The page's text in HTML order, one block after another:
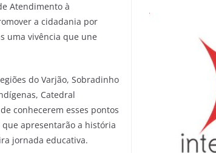
Atendimento à
a cidadania por
uma vivência que une
do Varjão, Sobradinho
Catedral
conhecerem esses pontos
apresentarão a história
jornada educativa.